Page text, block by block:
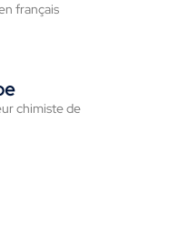
français
chimiste de